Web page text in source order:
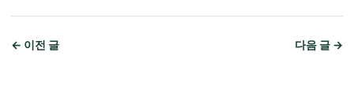
← 이전 글 다음 글 →